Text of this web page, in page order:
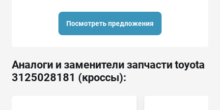
Посмотреть предложения
Аналоги и заменители запчасти toyota
3125028181 (кроссы):